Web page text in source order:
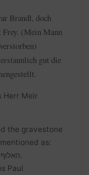
Brandl, doch
Frey. (Mein Mann
gut die
Herr Meir
the gravestone
as:
האלוף המרומם הקצין המפואר.
Paul